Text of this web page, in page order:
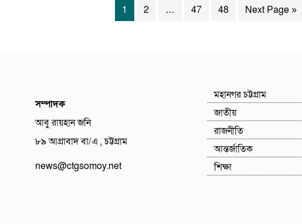
1 2 … 47 48 Next Page »
সম্পাদক
আবু রায়হান জনি
৮৯ আগ্রাবাদ বা/এ , চট্টগ্রাম
news@ctgsomoy.net
মহানগর চট্টগ্রাম
জাতীয়
রাজনীতি
আন্তর্জাতিক
শিক্ষা